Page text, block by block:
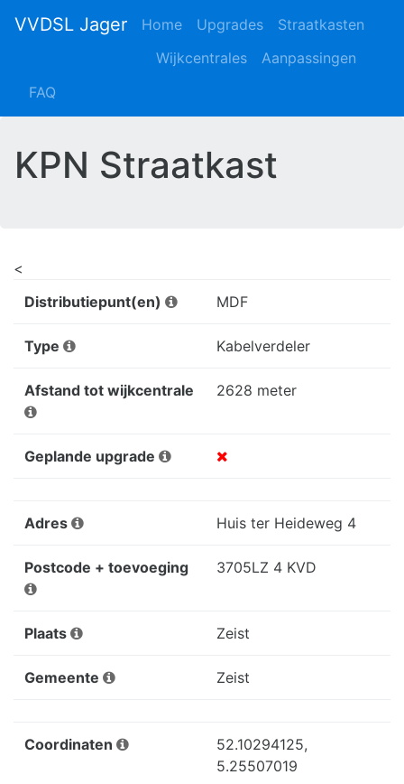
VVDSL Jager Home Upgrades
Straatkasten
Wijkcentrales
Aanpassingen
FAQ
KPN Straatkast
<
Distributiepunt(en)
MDF
Type Kabelverdeler
Afstand tot wijkcentrale 2628 meter
Geplande upgrade
Adres Huis ter Heideweg 4
Postcode + toevoeging 3705LZ 4 KVD
Plaats Zeist
Gemeente Zeist
Coordinaten
52.10294125,
5.25507019